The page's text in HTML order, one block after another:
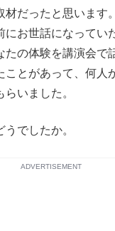
だったと思います
にお世話になってい
たの体験を講演会で
ことがあって、何人
いました。
でしたか。
ADVERTISEMENT